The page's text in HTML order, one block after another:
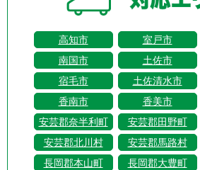
高知市 室戸市
南国市
土佐市
宿毛市
土佐清水市
香南市
香美市
安芸郡奈半利町
安芸郡田野町
安芸郡北川村
安芸郡馬路村
長岡郡本山町
長岡郡大豊町